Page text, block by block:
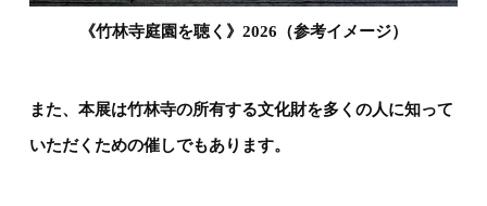
《竹林寺庭園を聴く》2026（参考イメージ）
また、本展は竹林寺の所有する文化財を多くの人に知って
いただくための催しでもあります。